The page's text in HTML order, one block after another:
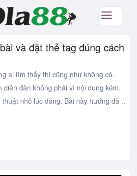
và đặt thẻ tag đúng cách
ai tìm thấy thì cũng như không có.
diễn đàn không phải vì nội dung kém,
nhỏ lúc đăng. Bài này hướng dẫ ..